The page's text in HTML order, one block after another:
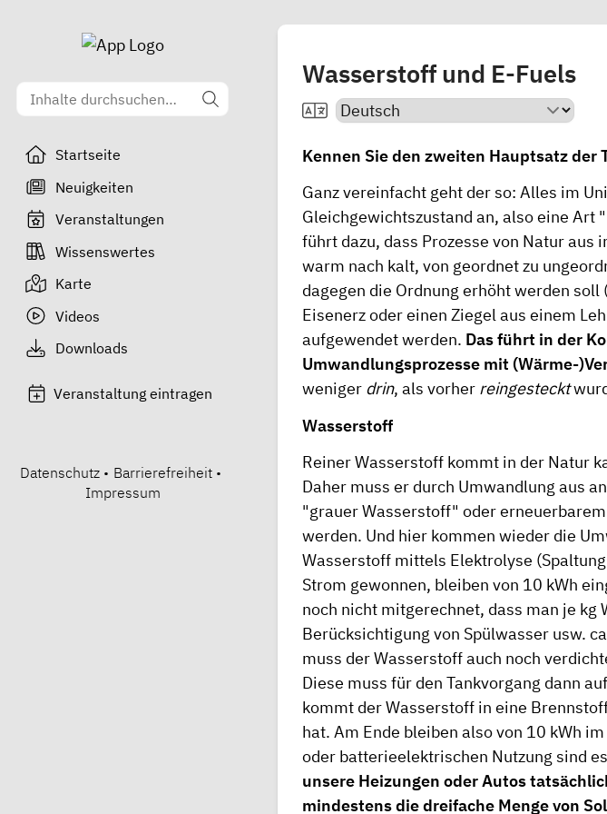
Startseite
Neuigkeiten
Veranstaltungen
Wissenswertes
Karte
Videos
Downloads
Veranstaltung eintragen
Datenschutz • Barrierefreiheit •
Impressum
Wasserstoff und E-Fuels
Kennen Sie den zweiten Hauptsatz der
Ganz vereinfacht geht der so: Alles im
Gleichgewichtszustand an, also eine Art
führt dazu, dass Prozesse von Natur aus
warm nach kalt, von geordnet zu
dagegen die Ordnung erhöht werden soll
Eisenerz oder einen Ziegel aus einem
aufgewendet werden. Das führt in der
Umwandlungsprozesse mit (Wärme-
weniger drin, als vorher reingesteckt
Wasserstoff
Reiner Wasserstoff kommt in der Natur
Daher muss er durch Umwandlung aus
"grauer Wasserstoff" oder
werden. Und hier kommen wieder die
Wasserstoff mittels Elektrolyse
Strom gewonnen, bleiben von 10 kWh
noch nicht mitgerechnet, dass man je
Berücksichtigung von Spülwasser usw.
muss der Wasserstoff auch noch
Diese muss für den Tankvorgang dann
kommt der Wasserstoff in eine
hat. Am Ende bleiben also von 10 kWh
oder batterieelektrischen Nutzung sind
unsere Heizungen oder Autos
mindestens die dreifache Menge von